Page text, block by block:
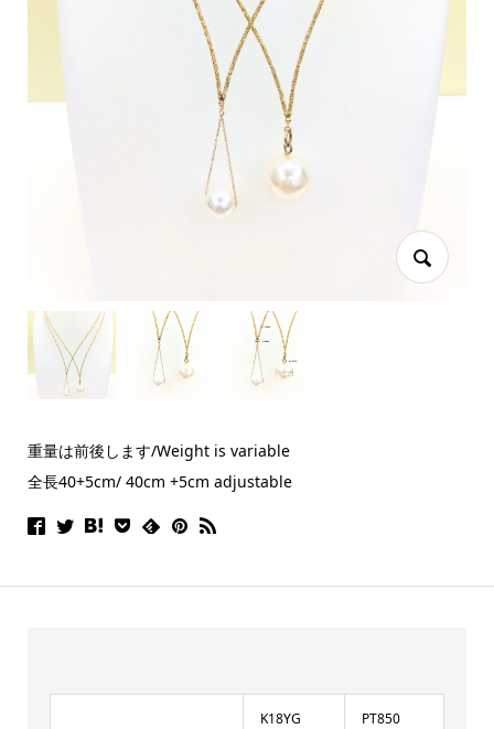
重量は前後します/Weight is variable
全長40+5cm/ 40cm +5cm adjustable
K18YG PT850